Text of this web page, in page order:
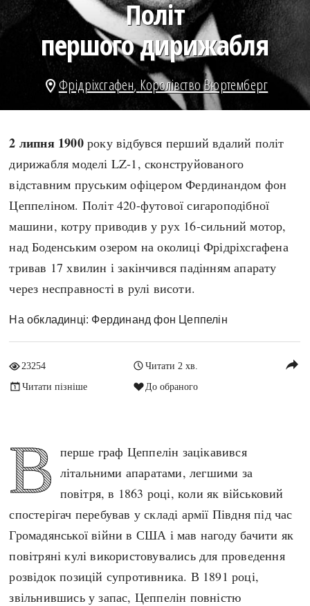
search
СЬОГОДНІ
ПРАВИЛА ЖИТТЯ
ВИ (НЕ) ЗНАЛИ
ПОДКАСТИ
КАРТИ
НОТА БЕНЕ
ФОТОІСТОРІЇ
ІНФОГРАФІКА
ПРЯМА МОВА
МОЯ ІСТОРІЯ
Рубрики
Архітектура і будівництво
Катастрофи
Кримінал
Наука, освіта і техніка
Особистості
Подорожі і відкриття
Політика
Релігія
Розваги і дозвілля
Спорт
Чудеса світу
Україна
Козацька доба
Україна радянська
Україна незалежна
Хронологія
Темні віки
Високе Середньовіччя
Пізнє Середньовіччя
Новітня історія
Наш час
Політ
першого дирижабля
location_on Фрідріхсгафен, Королівство Вюртемберг
2 липня 1900року відбувся перший вдалий політ
дирижабля моделі LZ-1, сконструйованого
відставним пруським офіцером Фердинандом фон
Цеппеліном. Політ 420-футової сигароподібної
машини, котру приводив у рух 16-сильний мотор,
над Боденським озером на околиці Фрідріхсгафена
тривав 17 хвилин і закінчився падінням апарату
через несправності в рулі висоти.
На обкладинці: Фердинанд фон Цеппелін
23254
Читати 2 хв.
Читати пізніше
До обраного
reply
В перше граф Цеппелін зацікавився
літальними апаратами, легшими за
повітря, в 1863 році, коли як військовий
спостерігач перебував у складі армії Півдня під час
Громадянської війни в США і мав нагоду бачити як
повітряні кулі використовувались для проведення
розвідок позицій супротивника. В 1891 році,
звільнившись у запас, Цеппелін повністю